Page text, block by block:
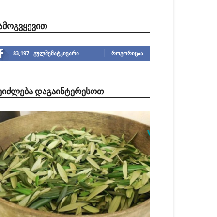
83,197 გულშემატკივარი ᲠᲝᲒᲝᲠᲘᲪᲐᲐ
ᲓᲐᲒᲐᲘᲜᲢᲔᲠᲔᲡᲝᲗ